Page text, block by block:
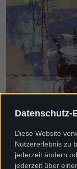
100
Datenschutz-
Diese Website
Nutzererlebnis zu
jederzeit ändern
jederzeit über